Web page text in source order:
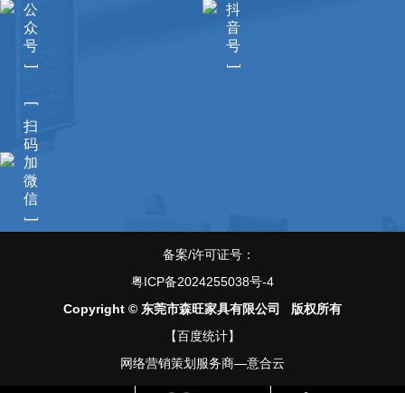
公
众
号
]
抖
音
号
]
[
扫
码
加
微
信
]
备案/许可证号：
粤ICP备2024255038号-4
Copyright © 东莞市森旺家具有限公司 版权所有
【百度统计】
网络营销策划服务商—意合云